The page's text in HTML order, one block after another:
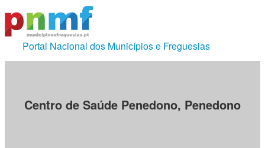
Portal Nacional dos Municípios e Freguesias
Centro de Saúde Penedono, Penedono